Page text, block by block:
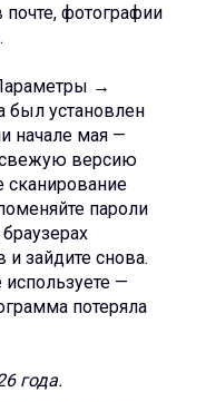
фотографии
→
был установлен
начале мая —
свежую версию
сканирование
пароли
и зайдите снова.
—
потеряла
года.